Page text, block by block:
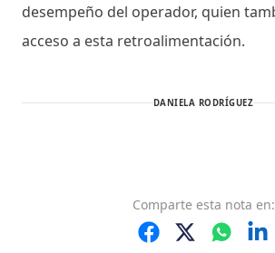
desempeño del operador, quien
acceso a esta retroalimentación.
DANIELA RODRÍGUEZ
Comparte esta nota en: